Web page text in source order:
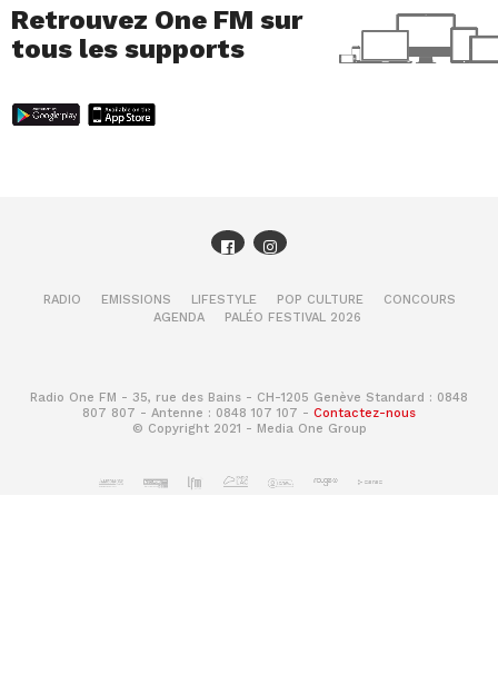
Retrouvez One FM sur
tous les supports
RADIO EMISSIONS LIFESTYLE POP CULTURE
CONCOURS
AGENDA
PALÉO FESTIVAL 2026
Radio One FM - 35, rue des Bains - CH-1205 Genève Standard : 0848
807 807 - Antenne : 0848 107 107 - Contactez-nous
© Copyright 2021 - Media One Group